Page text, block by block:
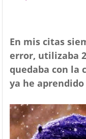
En mis citas
error, utilizaba
quedaba con la
ya he aprendido